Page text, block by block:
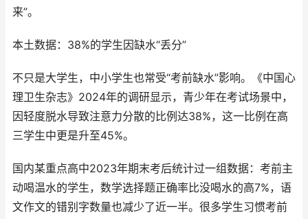
来”。
本土数据：38%的学生因缺水“丢分”
不只是大学生，中小学生也常受“考前缺水”影响。《中国心
理卫生杂志》2024年的调研显示，青少年在考试场景中，
因轻度脱水导致注意力分散的比例达38%，这一比例在高
三学生中更是升至45%。
国内某重点高中2023年期末考后统计过一组数据：考前主
动喝温水的学生，数学选择题正确率比没喝水的高7%，语
文作文的错别字数量也减少了近一半。很多学生习惯考前